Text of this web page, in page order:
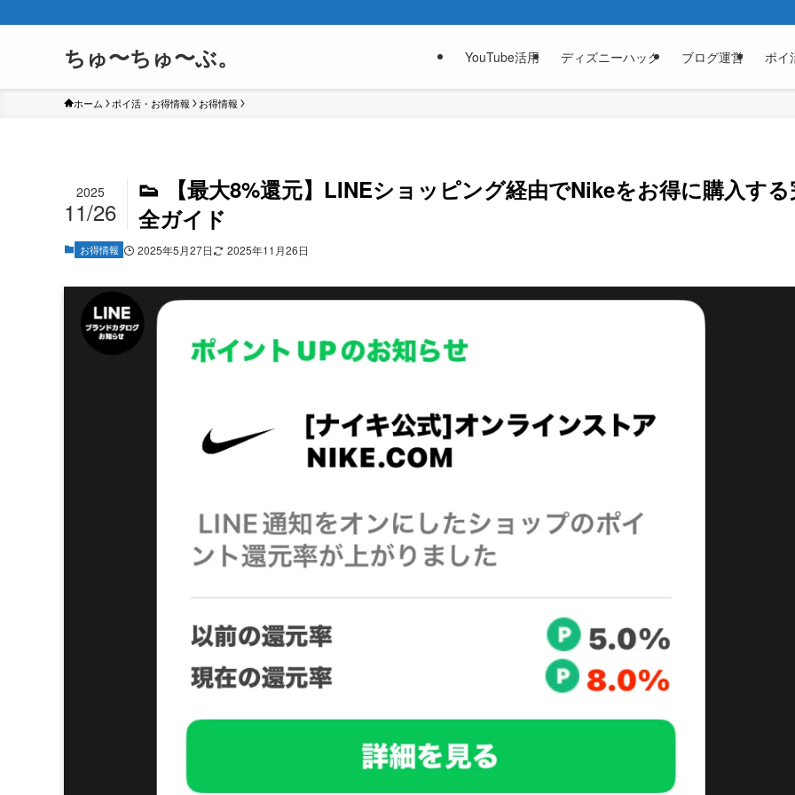
ちゅ〜ちゅ〜ぶ。 YouTube活用 ディズニーハック ブログ運営 ポイ
ホーム ポイ活・お得情報 お得情報
👟 【最大8%還元】LINEショッピング経由でNikeをお得に購入する
全ガイド
2025
11/26
お得情報 2025年5月27日 2025年11月26日